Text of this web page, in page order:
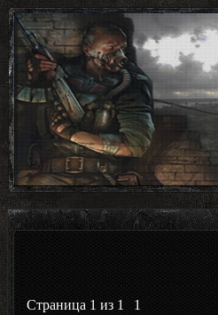
Страница 1 из 1
1